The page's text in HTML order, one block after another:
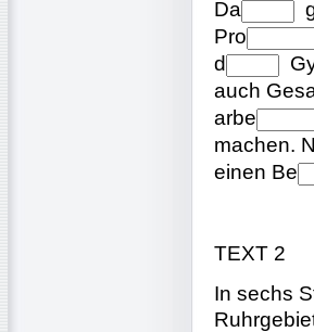
Da
Pro
d
auch
arbe
machen.
einen Be
TEXT 2
In sechs